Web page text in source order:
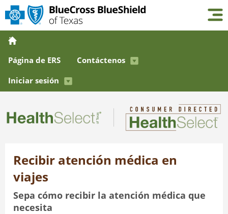
Página de ERS
Contáctenos
Iniciar sesión
Recibir atención médica en
viajes
Sepa cómo recibir la atención médica que
necesita